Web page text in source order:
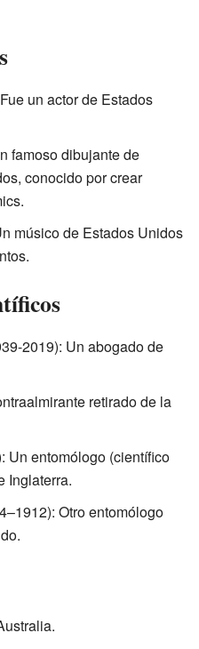
un actor de Estados
famoso dibujante de
conocido por crear
músico de Estados Unidos
2019): Un abogado de
retirado de la
Un entomólogo (científico
Inglaterra.
Otro entomólogo